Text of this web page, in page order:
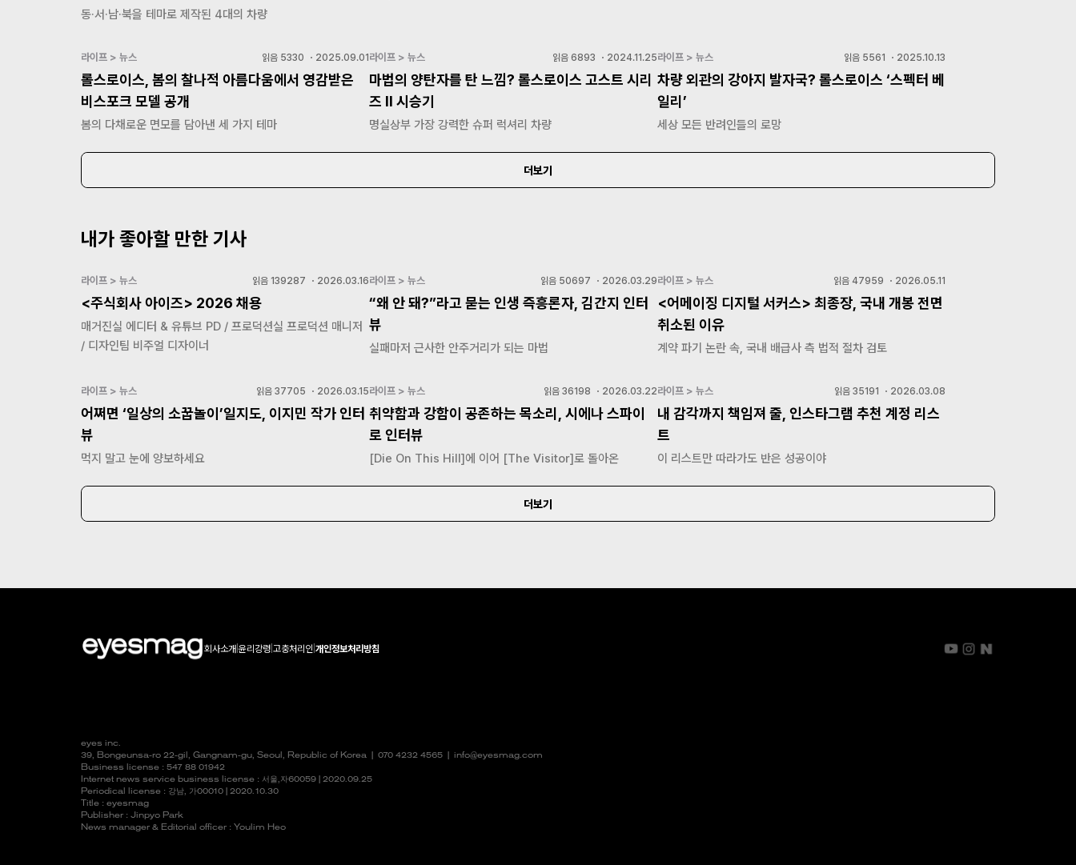
동·서·남·북을 테마로 제작된 4대의 차량
라이프 > 뉴스 읽음 5330 ・ 2025.09.01
롤스로이스, 봄의 찰나적 아름다움에서 영감받은
비스포크 모델 공개
봄의 다채로운 면모를 담아낸 세 가지 테마
라이프 > 뉴스 읽음 6893 ・ 2024.11.25
마법의 양탄자를 탄 느낌? 롤스로이스 고스트 시리
즈 II 시승기
명실상부 가장 강력한 슈퍼 럭셔리 차량
라이프 > 뉴스 읽음 5561 ・ 2025.10.13
차량 외관의 강아지 발자국? 롤스로이스 ‘스펙터 베
일리’
세상 모든 반려인들의 로망
더보기
내가 좋아할 만한 기사
라이프 > 뉴스 읽음 139287 ・ 2026.03.16
<주식회사 아이즈> 2026 채용
매거진실 에디터 & 유튜브 PD / 프로덕션실 프로덕션 매니저
/ 디자인팀 비주얼 디자이너
라이프 > 뉴스 읽음 50697 ・ 2026.03.29
“왜 안 돼?”라고 묻는 인생 즉흥론자, 김간지 인터
뷰
실패마저 근사한 안주거리가 되는 마법
라이프 > 뉴스 읽음 47959 ・ 2026.05.11
<어메이징 디지털 서커스> 최종장, 국내 개봉 전면
취소된 이유
계약 파기 논란 속, 국내 배급사 측 법적 절차 검토
라이프 > 뉴스 읽음 37705 ・ 2026.03.15
어쩌면 ‘일상의 소꿉놀이’일지도, 이지민 작가 인터
뷰
먹지 말고 눈에 양보하세요
라이프 > 뉴스 읽음 36198 ・ 2026.03.22
취약함과 강함이 공존하는 목소리, 시에나 스파이
로 인터뷰
[Die On This Hill]에 이어 [The Visitor]로 돌아온
라이프 > 뉴스 읽음 35191 ・ 2026.03.08
내 감각까지 책임져 줄, 인스타그램 추천 계정 리스
트
이 리스트만 따라가도 반은 성공이야
더보기
회사소개|윤리강령 고충처리인 개인정보처리방침
eyes inc.
39, Bongeunsa-ro 22-gil, Gangnam-gu, Seoul, Republic of Korea | 070 4232 4565
info@eyesmag.com
Business license : 547 88 01942
Internet news service business license : 서울,자60059 | 2020.09.25
Periodical license : 강남, 가00010 | 2020.10.30
Title : eyesmag
Publisher : Jinpyo Park
News manager & Editorial officer : Youlim Heo